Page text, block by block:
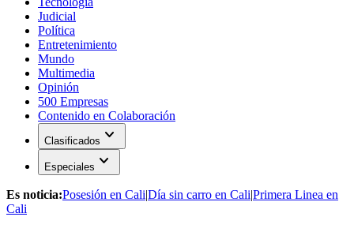
Judicial
Política
Entretenimiento
Mundo
Multimedia
Opinión
500 Empresas
Contenido en Colaboración
Clasificados expand_more
Especiales expand_more
Es noticia:Posesión en Cali|Día sin carro en Cali|Primera Linea en
Cali